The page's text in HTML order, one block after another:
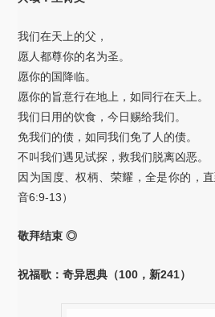
我们在天上的父，
愿人都尊你的名为圣。
愿你的国降临。
愿你的旨意行在地上，如同行在天上。
我们日用的饮食，今日赐给我们。
免我们的债，如同我们免了人的债。
不叫我们遇见试探，救我们脱离凶恶。
因为国度、权柄、荣耀，全是你的，
音6:9-13）
敬拜结束 ◎
祝福歌：奇异恩典（100，新241）